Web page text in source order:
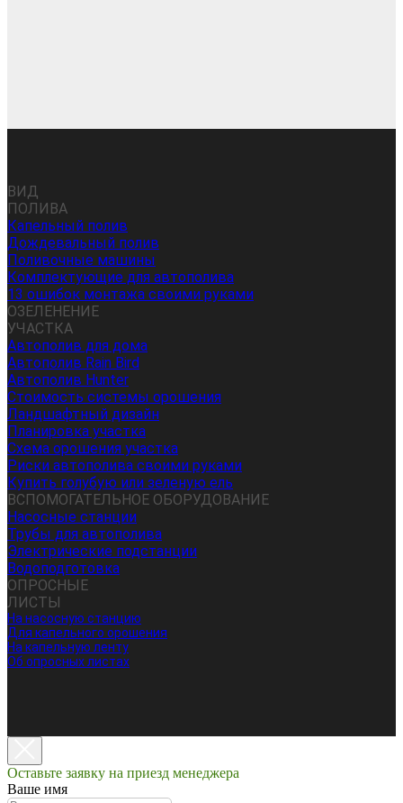
ВИД
ПОЛИВА
Капельный полив
Дождевальный полив
Поливочные машины
Комплектующие для автополива
13 ошибок монтажа своими руками
ОЗЕЛЕНЕНИЕ
УЧАСТКА
Автополив для дома
Автополив Rain Bird
Автополив Hunter
Стоимость системы орошения
Ландшафтный дизайн
Планировка участка
Схема орошения участка
Риски автополива своими руками
Купить голубую или зеленую ель
ВСПОМОГАТЕЛЬНОЕ ОБОРУДОВАНИЕ
Насосные станции
Трубы для автополива
Электрические подстанции
Водоподготовка
ОПРОСНЫЕ
ЛИСТЫ
На насосную станцию
Для капельного орошения
На капельную ленту
Об опросных листах
Оставьте заявку на приезд менеджера
Ваше имя